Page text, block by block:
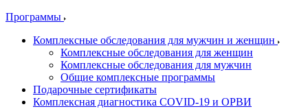
Программы
Комплексные обследования для мужчин и женщин
Комплексные обследования для женщин
Комплексные обследования для мужчин
Общие комплексные программы
Подарочные сертификаты
Комплексная диагностика COVID-19 и ОРВИ